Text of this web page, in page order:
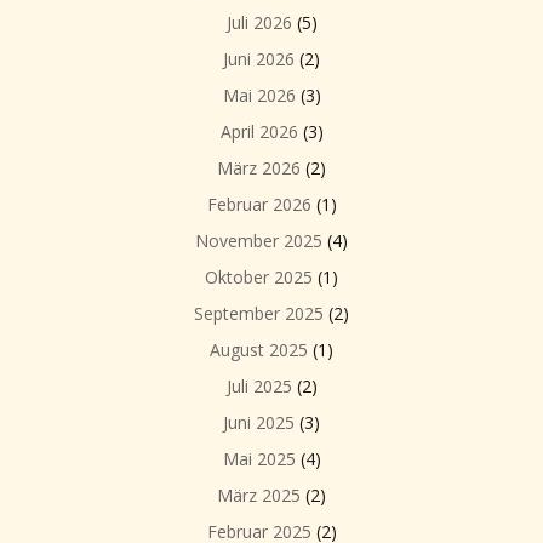
Juli 2026 (5)
Juni 2026 (2)
Mai 2026 (3)
April 2026 (3)
März 2026 (2)
Februar 2026 (1)
November 2025 (4)
Oktober 2025 (1)
September 2025 (2)
August 2025 (1)
Juli 2025 (2)
Juni 2025 (3)
Mai 2025 (4)
März 2025 (2)
Februar 2025 (2)